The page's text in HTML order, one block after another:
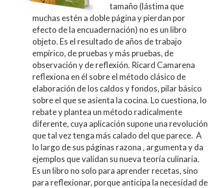
tamaño (lástima que
muchas estén a doble página y pierdan por
efecto de la encuadernación) no es un libro
objeto. Es el resultado de años de trabajo
empírico, de pruebas y más pruebas, de
observación y de reflexión. Ricard Camarena
reflexiona en él sobre el método clásico de
elaboración de los caldos y fondos, pilar básico
sobre el que se asienta la cocina. Lo cuestiona, lo
rebate y plantea un método radicalmente
diferente, cuya aplicación supone una revolución
que tal vez tenga más calado del que parece. A
lo largo de sus páginas razona , argumenta y da
ejemplos que validan su nueva teoría culinaria.
Es un libro no solo para aprender recetas, sino
para reflexionar, porque anticipa la necesidad de